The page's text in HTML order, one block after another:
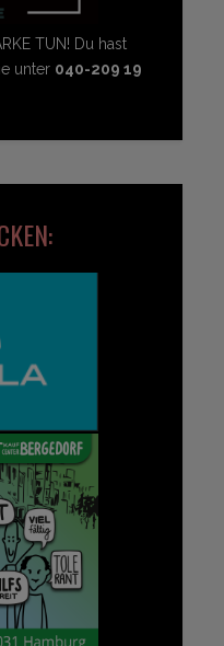
TUN! Du hast
unter 040-209 19